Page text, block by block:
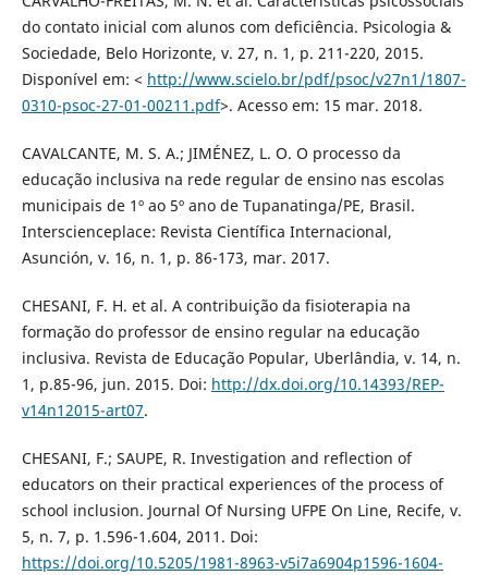
do contato inicial com alunos com deficiência. Psicologia &
Sociedade, Belo Horizonte, v. 27, n. 1, p. 211-220, 2015.
Disponível em: < http://www.scielo.br/pdf/psoc/v27n1/1807-
0310-psoc-27-01-00211.pdf>. Acesso em: 15 mar. 2018.
CAVALCANTE, M. S. A.; JIMÉNEZ, L. O. O processo da
educação inclusiva na rede regular de ensino nas escolas
municipais de 1º ao 5º ano de Tupanatinga/PE, Brasil.
Interscienceplace: Revista Científica Internacional,
Asunción, v. 16, n. 1, p. 86-173, mar. 2017.
CHESANI, F. H. et al. A contribuição da fisioterapia na
formação do professor de ensino regular na educação
inclusiva. Revista de Educação Popular, Uberlândia, v. 14, n.
1, p.85-96, jun. 2015. Doi: http://dx.doi.org/10.14393/REP-
v14n12015-art07.
CHESANI, F.; SAUPE, R. Investigation and reflection of
educators on their practical experiences of the process of
school inclusion. Journal Of Nursing UFPE On Line, Recife, v.
5, n. 7, p. 1.596-1.604, 2011. Doi:
https://doi.org/10.5205/1981-8963-v5i7a6904p1596-1604-